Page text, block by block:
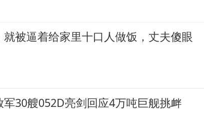
被逼着给家里十口人做饭，丈夫傻眼
30艘052D亮剑回应4万吨巨舰挑衅